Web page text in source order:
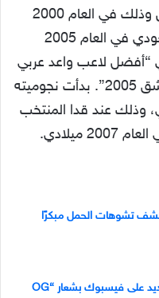
للانضمام إلى نادي النصر للناشئين وذلك في العام 2000
ميلادي، وقد انضم للمنتخب السعودي في العام 2005
“أفضل لاعب واعد عربي
2005” و “أفضل لاعب بدورة دمشق 2005”. بدأت نجوميته
وذلك عند قدا المنتخب
ميلادي.
تشوهات الحمل مبكرًا
تبويب الأصدقاء الجديد على فيسبوك بشعار “OG